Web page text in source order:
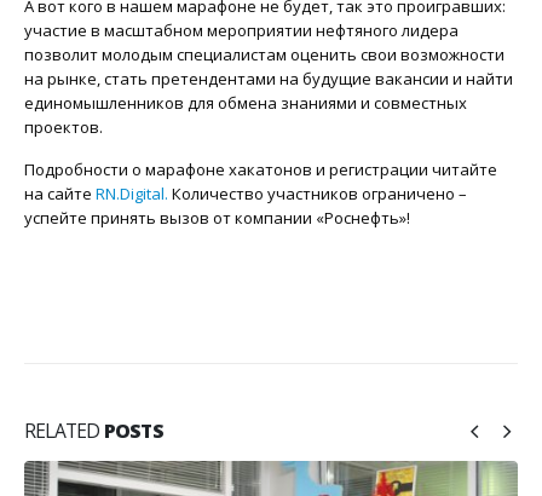
А вот кого в нашем марафоне не будет, так это проигравших:
участие в масштабном мероприятии нефтяного лидера
позволит молодым специалистам оценить свои возможности
на рынке, стать претендентами на будущие вакансии и найти
единомышленников для обмена знаниями и совместных
проектов.
Подробности о марафоне хакатонов и регистрации читайте
на сайте RN.Digital. Количество участников ограничено –
успейте принять вызов от компании «Роснефть»!
RELATED POSTS